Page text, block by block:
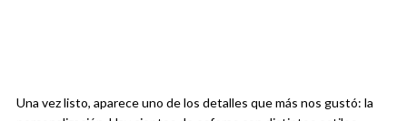
Una vez listo, aparece uno de los detalles que más nos gustó: la